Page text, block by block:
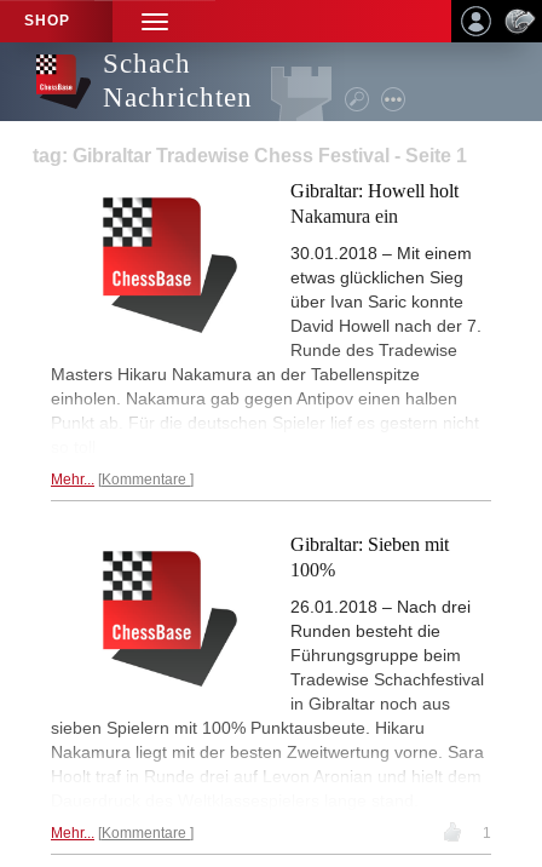
SHOP
TOGGLE
NAVIGATION
Schach
Nachrichten
tag: Gibraltar Tradewise Chess Festival - Seite 1
Gibraltar: Howell holt
Nakamura ein
30.01.2018 – Mit einem
etwas glücklichen Sieg
über Ivan Saric konnte
David Howell nach der 7.
Runde des Tradewise
Masters Hikaru Nakamura an der Tabellenspitze
einholen. Nakamura gab gegen Antipov einen halben
Punkt ab. Für die deutschen Spieler lief es gestern nicht
Mehr... Kommentare
Gibraltar: Sieben mit
100%
26.01.2018 – Nach drei
Runden besteht die
Führungsgruppe beim
Tradewise Schachfestival
in Gibraltar noch aus
sieben Spielern mit 100% Punktausbeute. Hikaru
Nakamura liegt mit der besten Zweitwertung vorne. Sara
Hoolt traf in Runde drei auf Levon Aronian und hielt dem
Mehr... Kommentare 1